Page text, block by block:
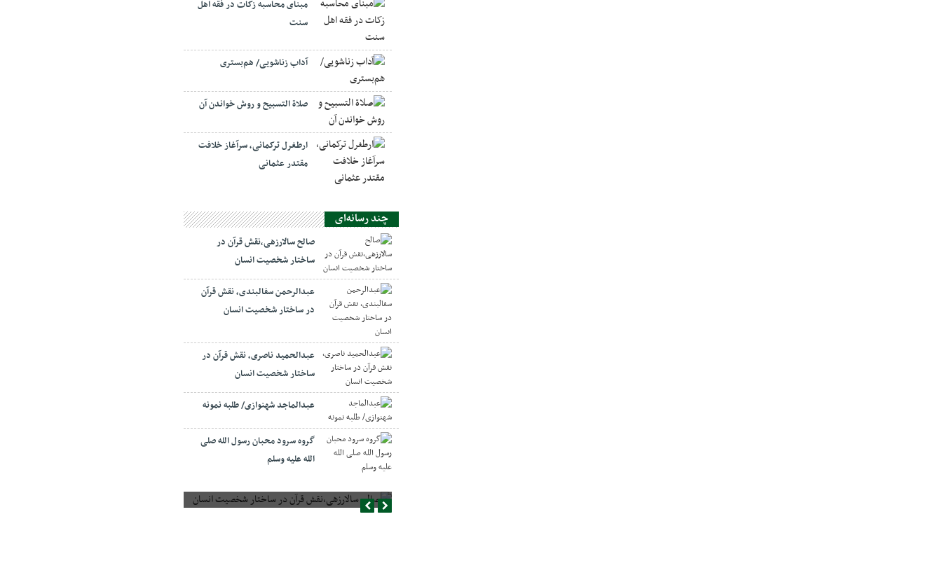
مبنای محاسبه زکات در فقه اهل
سنت
آداب زناشویی/ هم‌بستری
صلاة التسبيح و روش خواندن آن
ارطغرل ترکمانی، سرآغاز خلافت
مقتدر عثمانی
چند رسانه‌ای
صالح سالارزهی،‌نقش قرآن در
ساختار شخصیت انسان
عبدالرحمن سفالبندی، نقش قرآن
در ساختار شخصیت انسان
عبدالحمید ناصری، نقش قرآن در
ساختار شخصیت انسان
عبدالماجد شهنوازی/ طلبه نمونه
گروه سرود محبان رسول الله صلی
الله علیه وسلم
صالح سالارزهی،‌نقش قرآن در ساختار شخصیت انسان